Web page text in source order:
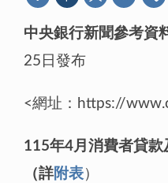
中央銀行新聞參考資
25日發布
<網址：https://
115年4月消費者貸
（詳附表）